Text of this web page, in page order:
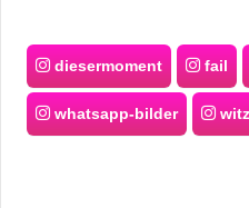
diesermoment fail
whatsapp-bilder